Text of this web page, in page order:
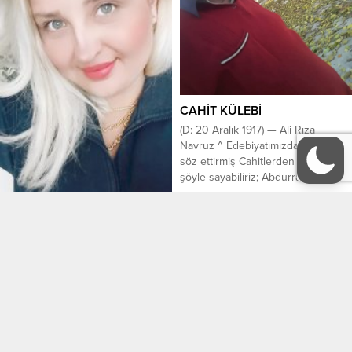
kanserin tekrar nüksedeceği ve
tekrar o acılı günlere geri
dönmesidir. Bu sefer her...
CAHİT KÜLEBİ
(D: 20 Aralık 1917) — Ali Rıza
Navruz ^ Edebiyatımızda adından
söz ettirmiş Cahitlerden bir kaçını
şöyle sayabiliriz; Abdurrahman